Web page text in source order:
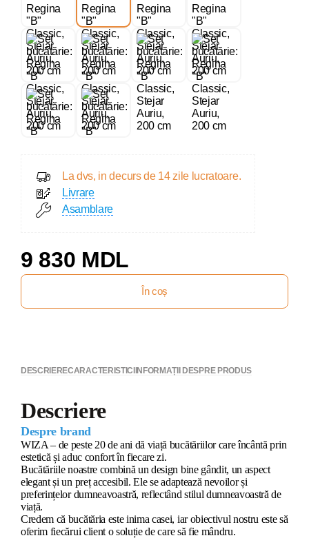
La dvs, in decurs de 14 zile lucratoare.
Livrare
Asamblare
9 830 MDL
În coș
DESCRIERECARACTERISTICIINFORMAȚII DESPRE PRODUS
Descriere
Despre brand
WIZA – de peste 20 de ani dă viață bucătăriilor care încântă prin
estetică și aduc confort în fiecare zi.
Bucătăriile noastre combină un design bine gândit, un aspect
elegant și un preț accesibil. Ele se adaptează nevoilor și
preferințelor dumneavoastră, reflectând stilul dumneavoastră de
viață.
Credem că bucătăria este inima casei, iar obiectivul nostru este să
oferim fiecărui client o soluție de care să fie mândru.